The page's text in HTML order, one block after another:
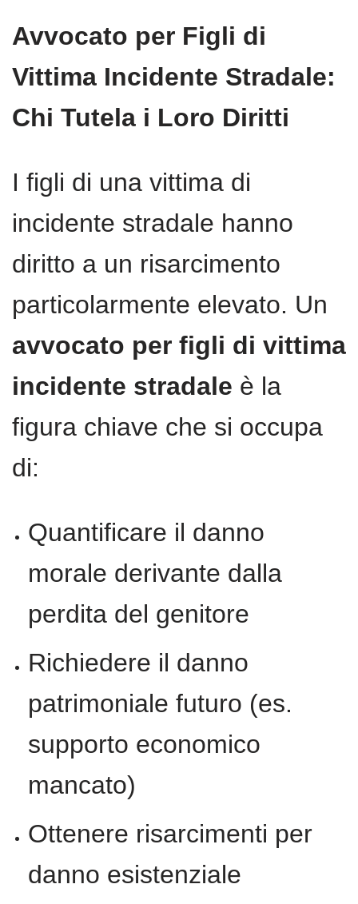
Avvocato per Figli di
Vittima Incidente Stradale:
Chi Tutela i Loro Diritti
I figli di una vittima di
incidente stradale hanno
diritto a un risarcimento
particolarmente elevato. Un
avvocato per figli di vittima
incidente stradale è la
figura chiave che si occupa
di:
Quantificare il danno
morale derivante dalla
perdita del genitore
Richiedere il danno
patrimoniale futuro (es.
supporto economico
mancato)
Ottenere risarcimenti per
danno esistenziale